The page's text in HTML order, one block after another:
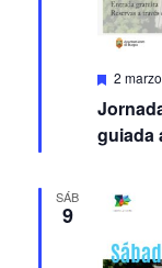
Featured
2
guiada
9